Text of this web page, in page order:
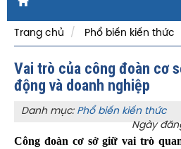
Trang chủ
Phổ biến kiến thức
Vai trò của công đoàn cơ
động và doanh nghiệp
Danh mục: Phổ biến kiến thức
Ngày
Công đoàn cơ sở giữ vai trò